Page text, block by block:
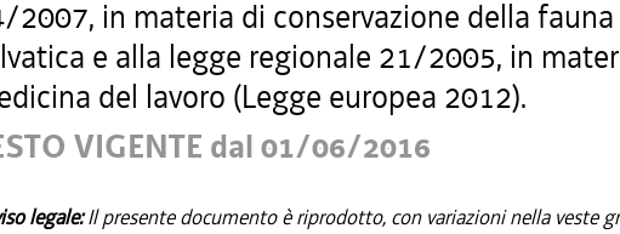
2007, in materia di conservazione della fauna
e alla legge regionale 21/2005, in
del lavoro (Legge europea 2012).
VIGENTE dal 01/06/2016
legale:Il presente documento è riprodotto, con variazioni nella veste